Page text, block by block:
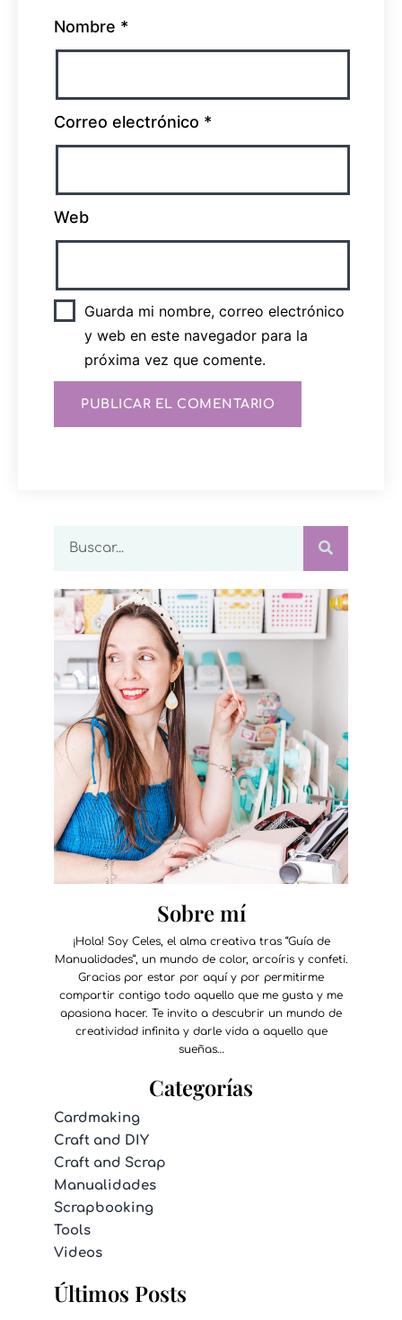
Nombre *
Correo electrónico *
Web
Guarda mi nombre, correo electrónico
y web en este navegador para la
próxima vez que comente.
Sobre mí
¡Hola! Soy Celes, el alma creativa tras “Guía de
Manualidades”, un mundo de color, arcoíris y confeti.
Gracias por estar por aquí y por permitirme
compartir contigo todo aquello que me gusta y me
apasiona hacer. Te invito a descubrir un mundo de
creatividad infinita y darle vida a aquello que
sueñas…
Categorías
Cardmaking
Craft and DIY
Craft and Scrap
Manualidades
Scrapbooking
Tools
Videos
Últimos Posts